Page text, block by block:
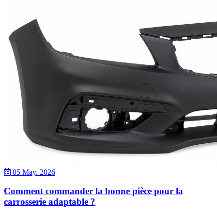
05 May. 2026
Comment commander la bonne pièce pour la
carrosserie adaptable ?